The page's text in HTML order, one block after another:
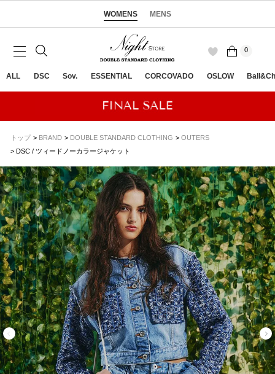
WOMENS MENS
0
ALL DSC Sov. ESSENTIAL CORCOVADO OSLOW
トップ BRAND DOUBLE STANDARD CLOTHING
OUTERS
DSC / ツィードノーカラージャケット